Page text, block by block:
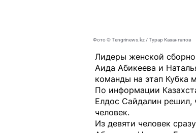
Фото © Tengrinews.kz / Турар Казангапов
Лидеры женской
Аида Абикеева и
команды на этап Кубка
По информации
Елдос Сайдалин решил,
человек.
Из девяти человек